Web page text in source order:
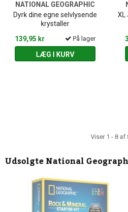
NATIONAL GEOGRAPHIC
Dyrk dine egne selvlysende
krystaller
139,95 kr
På lager
LÆG I KURV
XL
Viser 1 - 8 af
UdsolgteNational